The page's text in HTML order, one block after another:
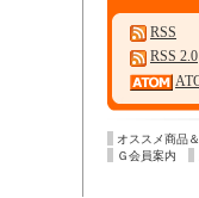
RSS
RSS 2.0
オススメ商品
Ｇ会員案内